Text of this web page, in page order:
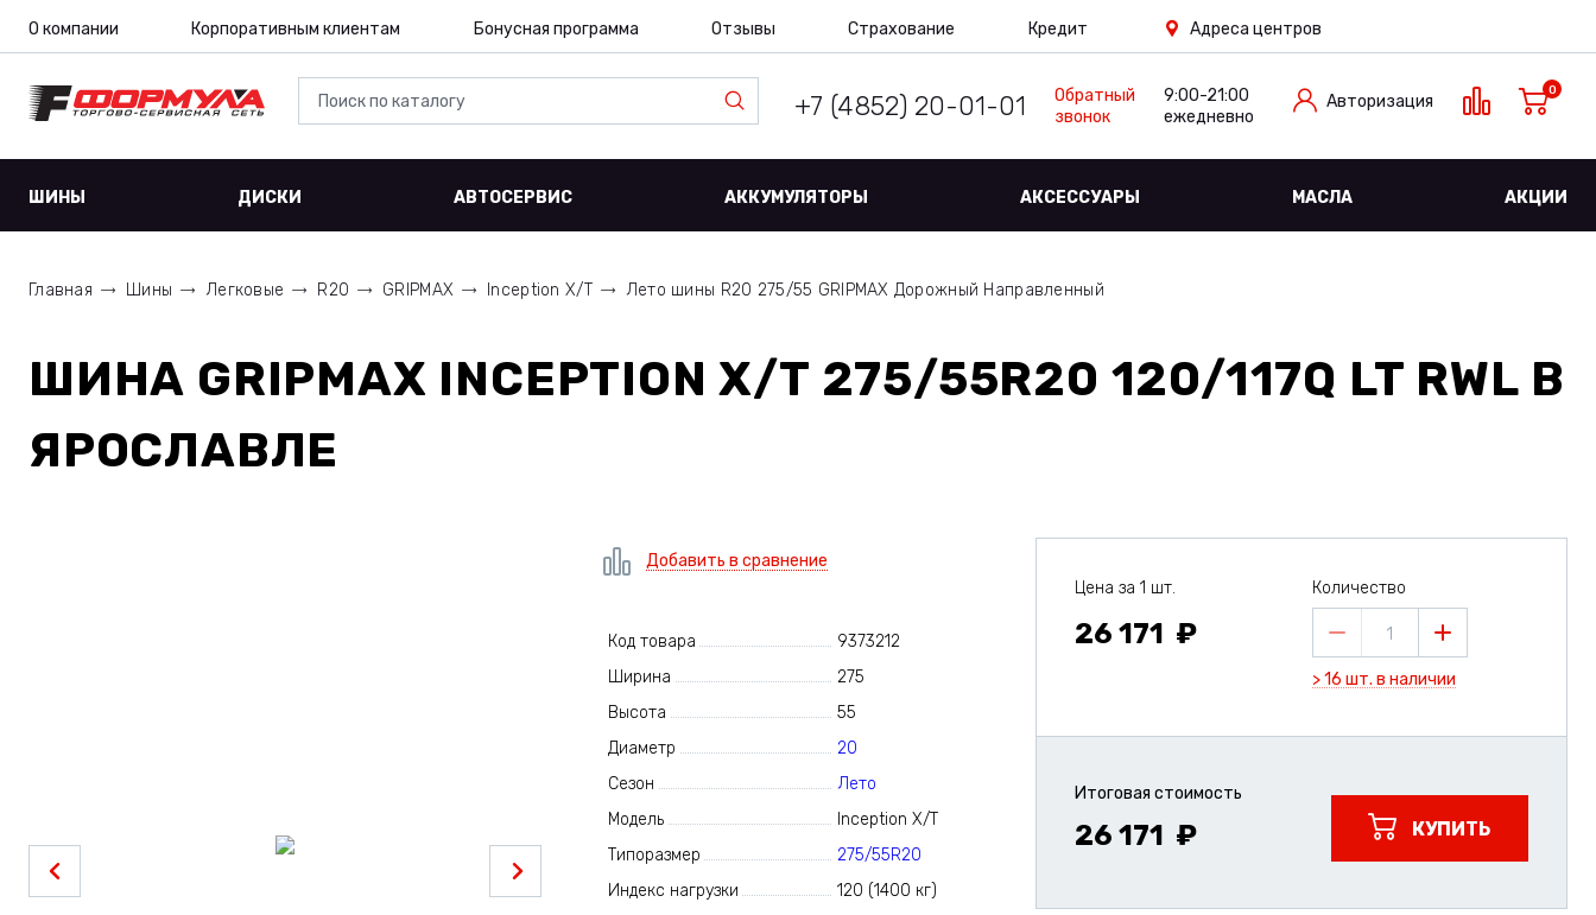
О компании Корпоративным клиентам Бонусная программа Отзывы Страхование Кредит Адреса центров
+7 (4852) 20-01-01
Обратный
звонок
9:00-21:00
ежедневно
Авторизация
0
ШИНЫ ДИСКИ АВТОСЕРВИС АККУМУЛЯТОРЫ АКСЕССУАРЫ МАСЛА АКЦИИ
Главная Шины Легковые R20 GRIPMAX Inception X/T Лето шины R20 275/55 GRIPMAX Дорожный Направленный
ШИНА GRIPMAX INCEPTION X/T 275/55R20 120/117Q LT RWL В
ЯРОСЛАВЛЕ
Добавить в сравнение
Код товара
9373212
Ширина
275
Высота
55
Диаметр
20
Сезон
Лето
Модель
Inception X/T
Типоразмер
275/55R20
Индекс нагрузки
120 (1400 кг)
Цена за 1 шт.
26 171
Количество
1
> 16 шт. в наличии
Итоговая стоимость
26 171 КУПИТЬ